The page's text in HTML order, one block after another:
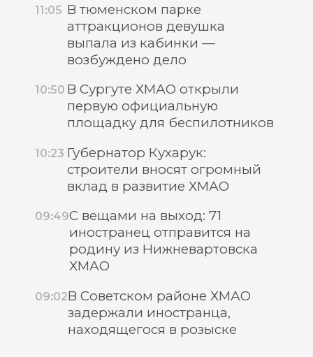
11:05 В тюменском парке
аттракционов девушка
выпала из кабинки —
возбуждено дело
10:50 В Сургуте ХМАО открыли
первую официальную
площадку для беспилотников
10:23 Губернатор Кухарук:
строители вносят огромный
вклад в развитие ХМАО
09:49С вещами на выход: 71
иностранец отправится на
родину из Нижневартовска
ХМАО
09:02В Советском районе ХМАО
задержали иностранца,
находящегося в розыске